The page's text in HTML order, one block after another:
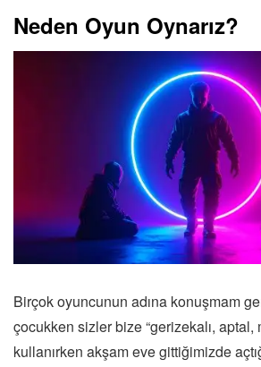
Neden Oyun Oynarız?
Birçok oyuncunun adına konuşmam
çocukken sizler bize “gerizekalı, aptal,
kullanırken akşam eve gittiğimizde